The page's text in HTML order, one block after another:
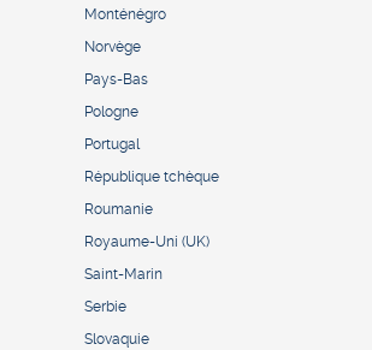
Monténégro
Norvège
Pays-Bas
Pologne
Portugal
République tchèque
Roumanie
Royaume-Uni (UK)
Saint-Marin
Serbie
Slovaquie